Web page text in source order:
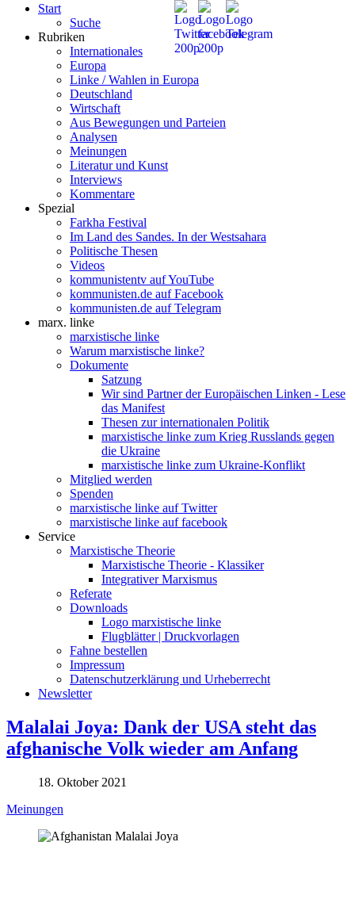
Start
Suche
Rubriken
Internationales
Europa
Linke / Wahlen in Europa
Deutschland
Wirtschaft
Aus Bewegungen und Parteien
Analysen
Meinungen
Literatur und Kunst
Interviews
Kommentare
Spezial
Farkha Festival
Im Land des Sandes. In der Westsahara
Politische Thesen
Videos
kommunistentv auf YouTube
kommunisten.de auf Facebook
kommunisten.de auf Telegram
marx. linke
marxistische linke
Warum marxistische linke?
Dokumente
Satzung
Wir sind Partner der Europäischen Linken - Lese
das Manifest
Thesen zur internationalen Politik
marxistische linke zum Krieg Russlands gegen
die Ukraine
marxistische linke zum Ukraine-Konflikt
Mitglied werden
Spenden
marxistische linke auf Twitter
marxistische linke auf facebook
Service
Marxistische Theorie
Marxistische Theorie - Klassiker
Integrativer Marxismus
Referate
Downloads
Logo marxistische linke
Flugblätter | Druckvorlagen
Fahne bestellen
Impressum
Datenschutzerklärung und Urheberrecht
Newsletter
Malalai Joya: Dank der USA steht das
afghanische Volk wieder am Anfang
18. Oktober 2021
Meinungen